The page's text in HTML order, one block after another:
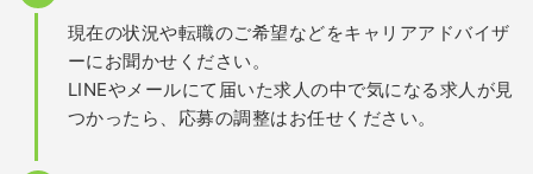
現在の状況や転職のご希望などをキャリアアドバイザ
ーにお聞かせください。
LINEやメールにて届いた求人の中で気になる求人が見
つかったら、応募の調整はお任せください。